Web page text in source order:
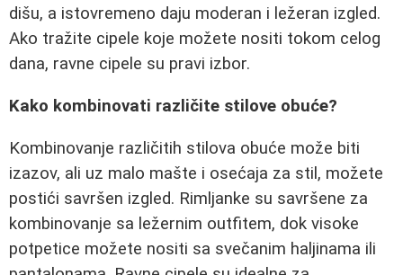
dišu, a istovremeno daju moderan i ležeran izgled.
Ako tražite cipele koje možete nositi tokom celog
dana, ravne cipele su pravi izbor.
Kako kombinovati različite stilove obuće?
Kombinovanje različitih stilova obuće može biti
izazov, ali uz malo mašte i osećaja za stil, možete
postići savršen izgled. Rimljanke su savršene za
kombinovanje sa ležernim outfitem, dok visoke
potpetice možete nositi sa svečanim haljinama ili